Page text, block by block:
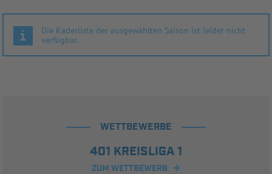
Die Kaderliste der ausgewählten Saison ist leider nicht
verfügbar.
WETTBEWERBE
401 KREISLIGA 1
ZUM WETTBEWERB